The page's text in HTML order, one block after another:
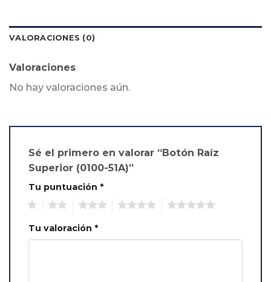
VALORACIONES (0)
Valoraciones
No hay valoraciones aún.
Sé el primero en valorar “Botón Raíz
Superior (0100-51A)”
Tu puntuación *
Tu valoración *